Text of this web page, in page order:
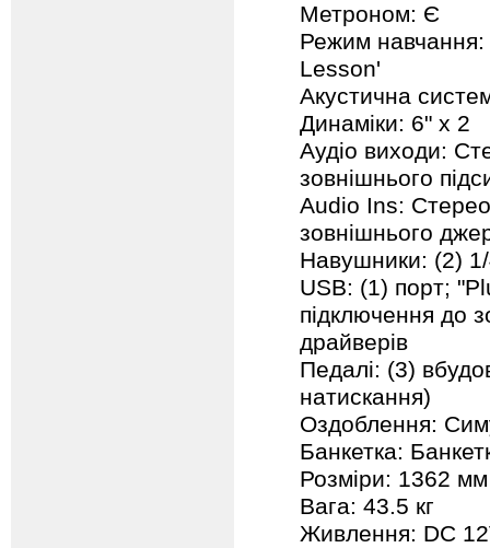
Метроном: Є
Режим
Lesson'
Акустична
Динаміки: 6" x 2
Аудіо виходи:
зовнішнього
Audio Ins: Стерео
зовнішнього
Навушники: (2)
USB: (1) порт;
підключення до
драйверів
Педалі: (3)
натискання)
Оздоблення:
Банкетка:
Розміри: 1362
Вага: 43.5 кг
Живлення: DC